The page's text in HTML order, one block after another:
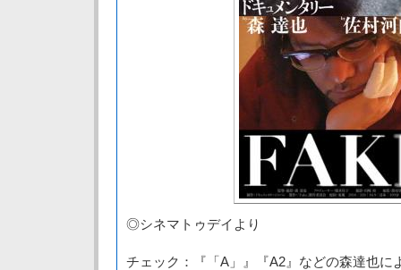
◎シネマトゥデイより
チェック：『「A」』『A2』などの森達也に